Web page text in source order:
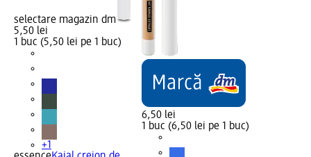
selectare magazin dm
5,50 lei
1 buc (5,50 lei pe 1 buc)
+1
6,50 lei
1 buc (6,50 lei pe 1 buc)